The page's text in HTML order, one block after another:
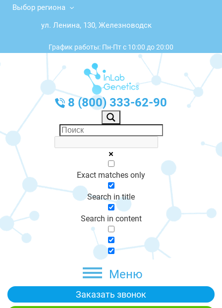
Выбор региона
ул. Ленина, 130, Железноводск
График работы: Пн-Пт с 10:00 до 20:00
8 (800) 333-62-90
Exact matches only
Search in title
Search in content
Меню
Заказать звонок